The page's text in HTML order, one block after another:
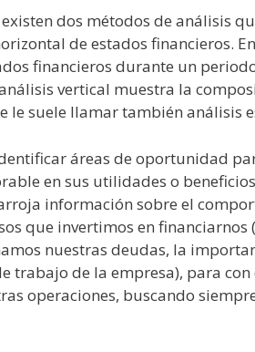
dos métodos de análisis
de estados financieros.
financieros durante un
vertical muestra la
le suele llamar también análisis
áreas de oportunidad
en sus utilidades o
información sobre el
que invertimos en
nuestras deudas, la
trabajo de la empresa), para
operaciones, buscando